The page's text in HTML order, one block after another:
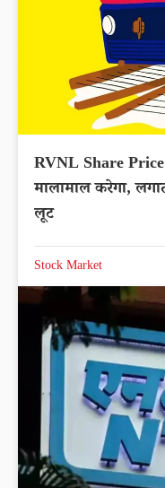
RVNL Share
मालामाल करेगा,
लूट
Stock Market